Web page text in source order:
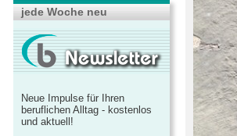
jede Woche neu
Neue Impulse für Ihren
beruflichen Alltag - kostenlos
und aktuell!